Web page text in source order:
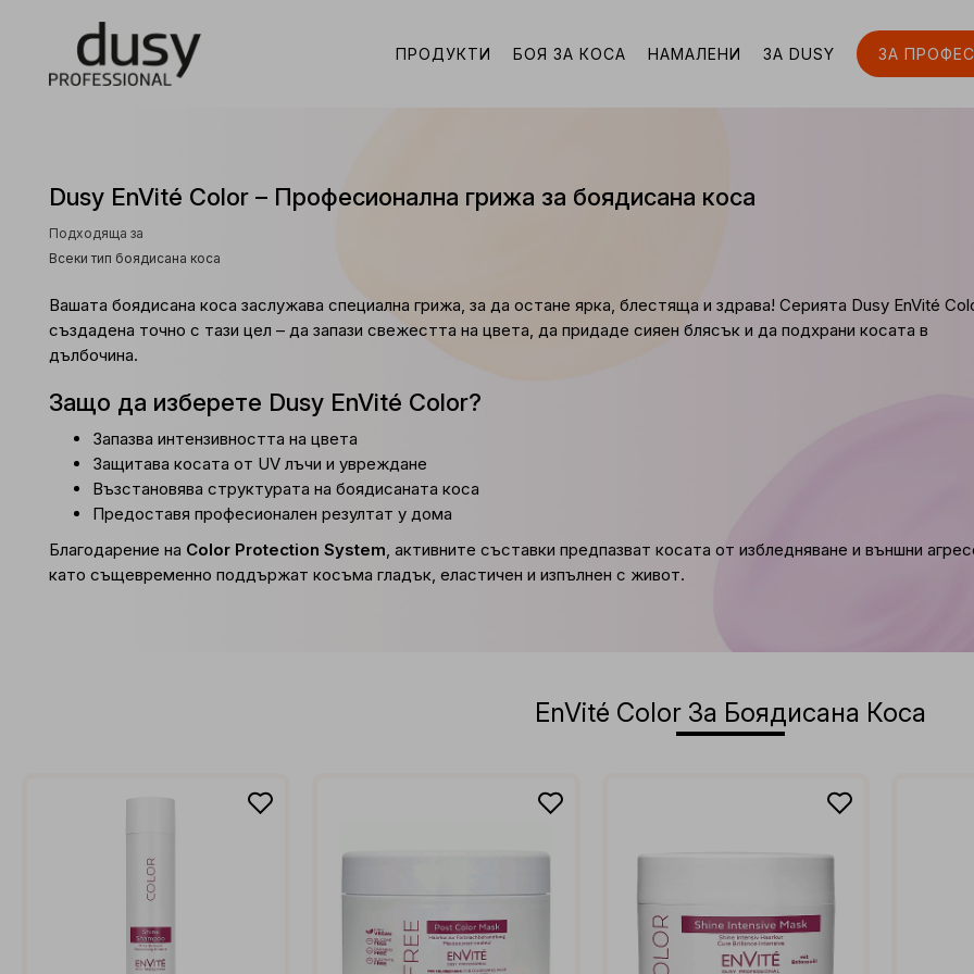
ПРОДУКТИ БОЯ ЗА КОСА НАМАЛЕНИ ЗА DUSY ЗА
EnVité Color За Боядисана Коса
Dusy EnVité Color – Професионална грижа за боядисана коса
Подходяща за
Всеки тип боядисана коса
Вашата боядисана коса заслужава специална грижа, за да остане ярка, блестяща и здрава! Серията Dusy EnVité
създадена точно с тази цел – да запази свежестта на цвета, да придаде сияен блясък и да подхрани косата в
дълбочина.
Защо да изберете Dusy EnVité Color?
Запазва интензивността на цвета
Защитава косата от UV лъчи и увреждане
Възстановява структурата на боядисаната коса
Предоставя професионален резултат у дома
Благодарение на Color Protection System , активните съставки предпазват косата от избледняване и външни
като същевременно поддържат косъма гладък, еластичен и изпълнен с живот.